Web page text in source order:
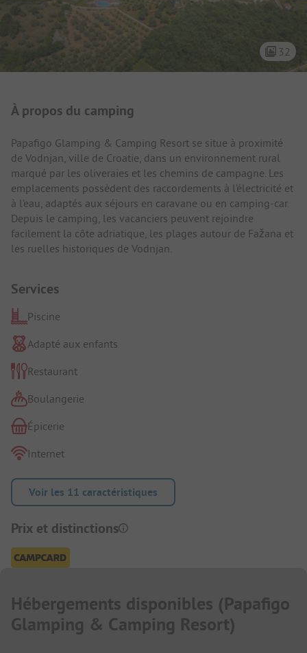
32
Présentation du camping
À propos du camping
Papafigo Glamping & Camping Resort se situe à proximité
de Vodnjan, ville de Croatie, dans un environnement rural
marqué par les oliveraies et les chemins de campagne. Les
emplacements possèdent des raccordements à l’électricité et
à l’eau, adaptés aux séjours en caravane ou en camping-car.
Depuis le camping, les vacanciers peuvent rejoindre
facilement la côte adriatique, les plages autour de Fažana et
les ruelles historiques de Vodnjan.
Services
Piscine
Adapté aux enfants
Restaurant
Boulangerie
Épicerie
Internet
Voir les 11 caractéristiques
Prix et distinctions
Hébergements disponibles (Papafigo
Glamping & Camping Resort)